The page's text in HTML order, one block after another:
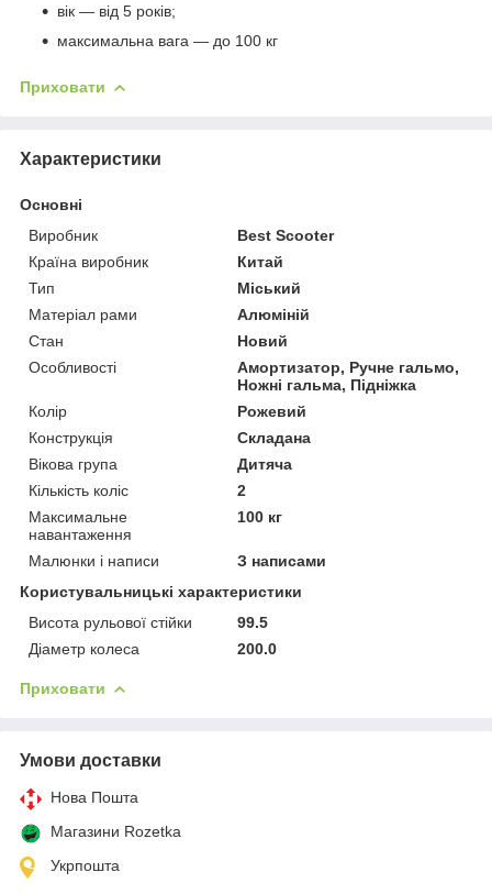
вік — від 5 років;
максимальна вага — до 100 кг
Приховати
Характеристики
Основні
Виробник
Best Scooter
Країна виробник
Китай
Тип
Міський
Матеріал рами
Алюміній
Стан
Новий
Особливості
Амортизатор, Ручне гальмо,
Ножні гальма, Підніжка
Колір
Рожевий
Конструкція
Складана
Вікова група
Дитяча
Кількість коліс
2
Максимальне
навантаження
100 кг
Малюнки і написи
З написами
Користувальницькі характеристики
Висота рульової стійки
99.5
Діаметр колеса
200.0
Приховати
Умови доставки
Нова Пошта
Магазини Rozetka
Укрпошта